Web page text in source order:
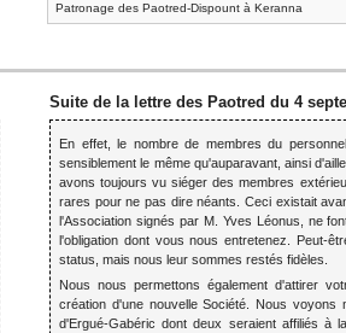
Patronage des Paotred-Dispount à Keranna
Suite de la lettre des Paotred du 4
En effet, le nombre de membres du
sensiblement le même qu'auparavant, ainsi
avons toujours vu siéger des membres
rares pour ne pas dire néants. Ceci existait
l'Association signés par M. Yves Léonus, ne
l'obligation dont vous nous entretenez. Peut-
status, mais nous leur sommes restés fidèles.
Nous nous permettons également d'attirer
création d'une nouvelle Société. Nous
d'Ergué-Gabéric dont deux seraient affiliés à